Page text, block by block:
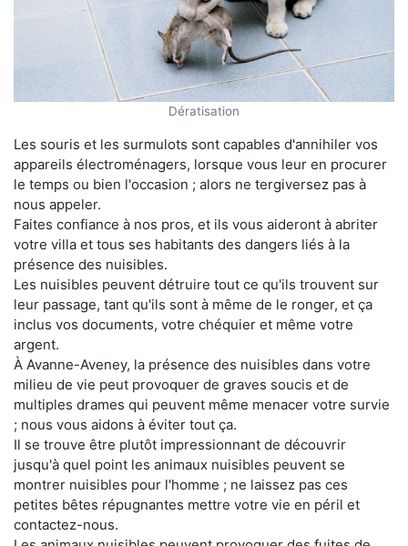
Dératisation
Les souris et les surmulots sont capables d'annihiler vos
appareils électroménagers, lorsque vous leur en procurer
le temps ou bien l'occasion ; alors ne tergiversez pas à
nous appeler.
Faites confiance à nos pros, et ils vous aideront à abriter
votre villa et tous ses habitants des dangers liés à la
présence des nuisibles.
Les nuisibles peuvent détruire tout ce qu'ils trouvent sur
leur passage, tant qu'ils sont à même de le ronger, et ça
inclus vos documents, votre chéquier et même votre
argent.
À Avanne-Aveney, la présence des nuisibles dans votre
milieu de vie peut provoquer de graves soucis et de
multiples drames qui peuvent même menacer votre survie
; nous vous aidons à éviter tout ça.
Il se trouve être plutôt impressionnant de découvrir
jusqu'à quel point les animaux nuisibles peuvent se
montrer nuisibles pour l'homme ; ne laissez pas ces
petites bêtes répugnantes mettre votre vie en péril et
contactez-nous.